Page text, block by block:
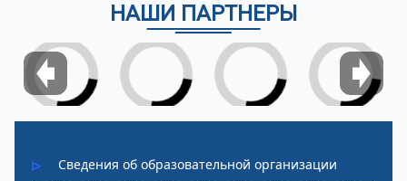
НАШИ ПАРТНЕРЫ
Сведения об образовательной организации